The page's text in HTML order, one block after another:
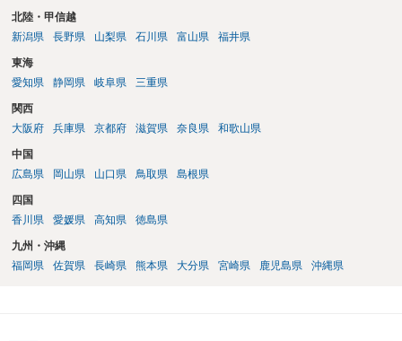
北陸・甲信越
新潟県
長野県 山梨県 石川県 富山県 福井県
東海
愛知県
静岡県 岐阜県 三重県
関西
大阪府
兵庫県 京都府 滋賀県 奈良県 和歌山県
中国
広島県
岡山県 山口県 鳥取県 島根県
四国
香川県
愛媛県 高知県 徳島県
九州・沖縄
福岡県
佐賀県 長崎県 熊本県 大分県 宮崎県 鹿児島県 沖縄県